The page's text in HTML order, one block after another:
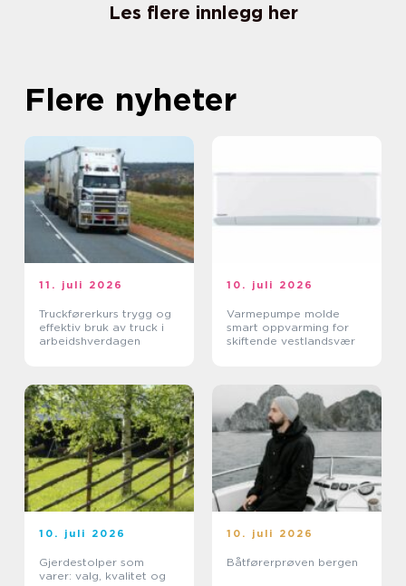
Les flere innlegg her
Flere nyheter
11. juli 2026
Truckførerkurs trygg og
effektiv bruk av truck i
arbeidshverdagen
10. juli 2026
Varmepumpe molde
smart oppvarming for
skiftende vestlandsvær
10. juli 2026
Gjerdestolper som
varer: valg, kvalitet og
10. juli 2026
Båtførerprøven bergen